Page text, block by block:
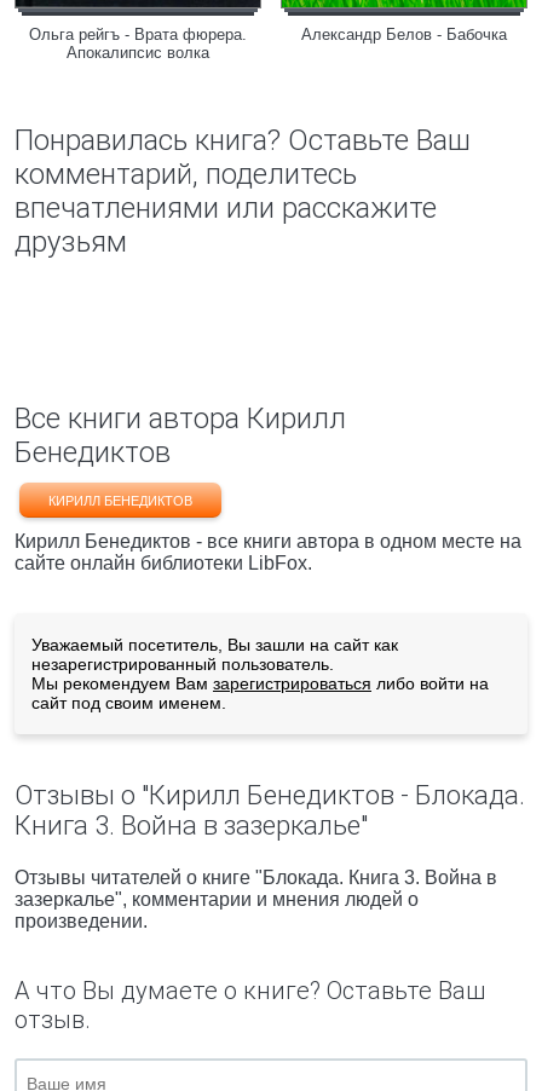
Ольга рейгъ - Врата фюрера.
Апокалипсис волка
Александр Белов - Бабочка
Понравилась книга? Оставьте Ваш
комментарий, поделитесь
впечатлениями или расскажите
друзьям
Все книги автора Кирилл
Бенедиктов
КИРИЛЛ БЕНЕДИКТОВ
Кирилл Бенедиктов - все книги автора в одном месте на
сайте онлайн библиотеки LibFox.
Уважаемый посетитель, Вы зашли на сайт как
незарегистрированный пользователь.
Мы рекомендуем Вам зарегистрироваться либо войти на
сайт под своим именем.
Отзывы о "Кирилл Бенедиктов - Блокада.
Книга 3. Война в зазеркалье"
Отзывы читателей о книге "Блокада. Книга 3. Война в
зазеркалье", комментарии и мнения людей о
произведении.
А что Вы думаете о книге? Оставьте Ваш
отзыв.